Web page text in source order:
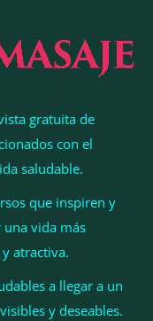
con
gratuita de
con el
saludable.
que inspiren y
vida más
atractiva.
a llegar a un
y deseables.